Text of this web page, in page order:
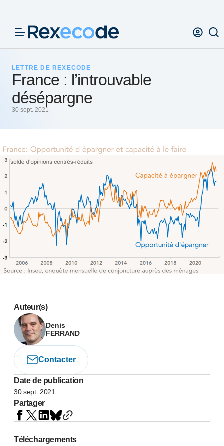
LETTRE DE REXECODE
France : l’introuvable
désépargne
30 sept. 2021
Auteur(s)
Denis
FERRAND
Contacter
Date de publication
30 sept. 2021
Partager
Téléchargements